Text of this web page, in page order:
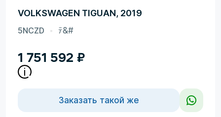
VOLKSWAGEN TIGUAN, 2019
5NCZD ﾃ&#
1 751 592 ₽
Заказать такой же